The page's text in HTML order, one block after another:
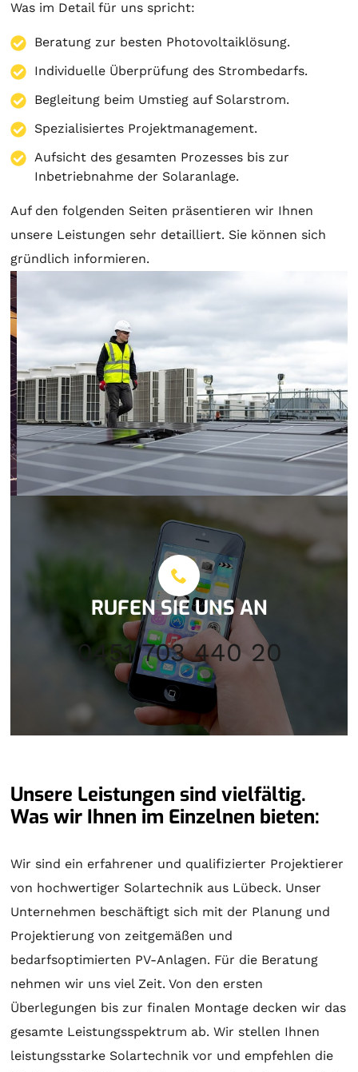
Was im Detail für uns spricht:
Beratung zur besten Photovoltaiklösung.
Individuelle Überprüfung des Strombedarfs.
Begleitung beim Umstieg auf Solarstrom.
Spezialisiertes Projektmanagement.
Aufsicht des gesamten Prozesses bis zur
Inbetriebnahme der Solaranlage.
Auf den folgenden Seiten präsentieren wir Ihnen
unsere Leistungen sehr detailliert. Sie können sich
gründlich informieren.
RUFEN SIE UNS AN
0451 703 440 20
Unsere Leistungen sind vielfältig.
Was wir Ihnen im Einzelnen bieten:
Wir sind ein erfahrener und qualifizierter Projektierer
von hochwertiger Solartechnik aus Lübeck. Unser
Unternehmen beschäftigt sich mit der Planung und
Projektierung von zeitgemäßen und
bedarfsoptimierten PV-Anlagen. Für die Beratung
nehmen wir uns viel Zeit. Von den ersten
Überlegungen bis zur finalen Montage decken wir das
gesamte Leistungsspektrum ab. Wir stellen Ihnen
leistungsstarke Solartechnik vor und empfehlen die